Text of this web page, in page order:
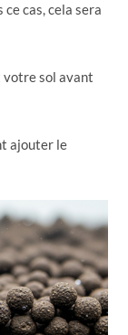
cas, cela sera
votre sol avant
ajouter le